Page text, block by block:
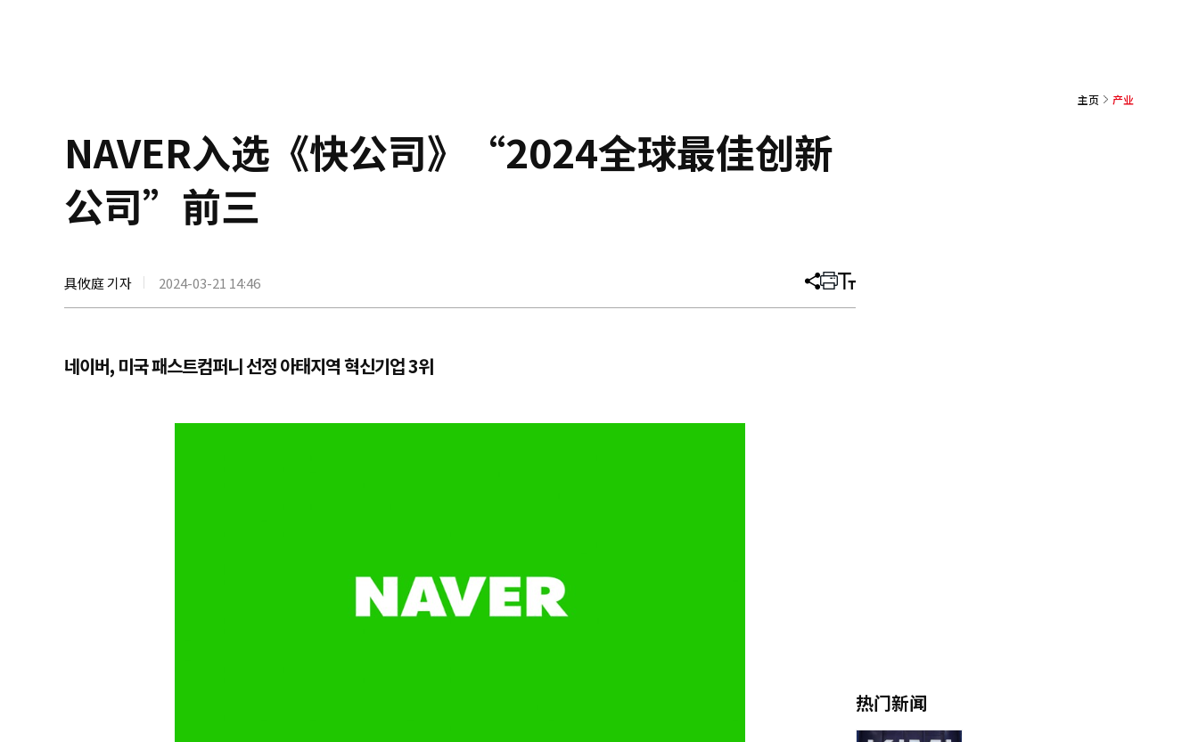
主页 产业
NAVER入选《快公司》“2024全球最佳创新
公司”前三
具攸庭 기자 2024-03-21 14:46 分
文
打 调
大
네이버, 미국 패스트컴퍼니 선정 아태지역 혁신기업 3위
热门新闻